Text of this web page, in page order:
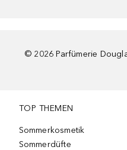
© 2026 Parfümerie
TOP THEMEN
Sommerkosmetik
Sommerdüfte